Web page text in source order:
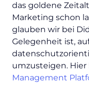
das goldene
Marketing schon
glauben wir bei
Gelegenheit ist,
umzusteigen.
Management